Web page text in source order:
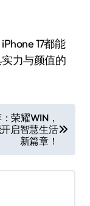
17都能
力与颜值的
荣耀WIN，
启智慧生活
新篇章！